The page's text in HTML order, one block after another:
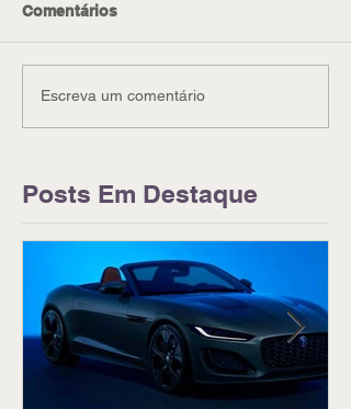
Comentários
Escreva um comentário
Posts Em Destaque